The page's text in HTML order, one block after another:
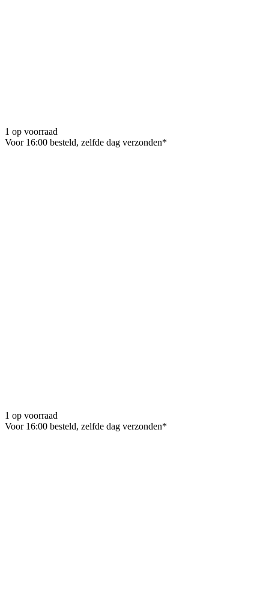
1 op voorraad
Voor 16:00 besteld, zelfde dag verzonden*
1 op voorraad
Voor 16:00 besteld, zelfde dag verzonden*